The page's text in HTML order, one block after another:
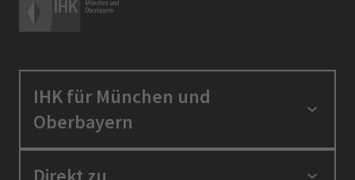
IHK für München und
Oberbayern
Standortpolitik